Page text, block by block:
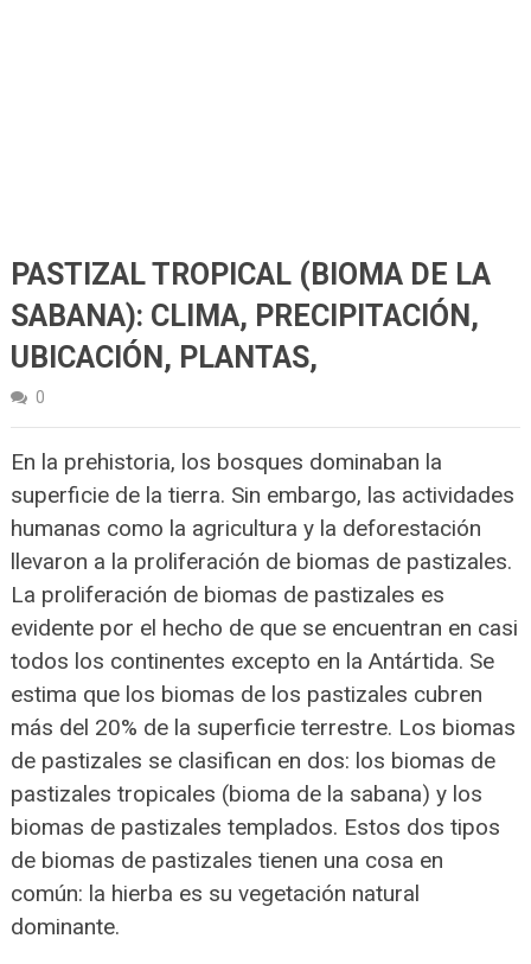
PASTIZAL TROPICAL (BIOMA DE LA
SABANA): CLIMA, PRECIPITACIÓN,
UBICACIÓN, PLANTAS,
0
En la prehistoria, los bosques dominaban la
superficie de la tierra. Sin embargo, las actividades
humanas como la agricultura y la deforestación
llevaron a la proliferación de biomas de pastizales.
La proliferación de biomas de pastizales es
evidente por el hecho de que se encuentran en casi
todos los continentes excepto en la Antártida. Se
estima que los biomas de los pastizales cubren
más del 20% de la superficie terrestre. Los biomas
de pastizales se clasifican en dos: los biomas de
pastizales tropicales (bioma de la sabana) y los
biomas de pastizales templados. Estos dos tipos
de biomas de pastizales tienen una cosa en
común: la hierba es su vegetación natural
dominante.